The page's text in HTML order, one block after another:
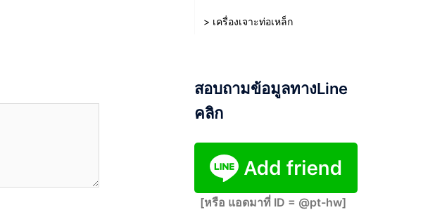
> เครื่องเจาะท่อเหล็ก
สอบถามข้อมูลทางLine
คลิก
[หรือ แอดมาที่ ID = @pt-hw]